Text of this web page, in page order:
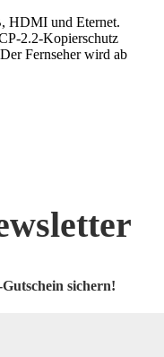
HDMI und Eternet.
2.2-Kopierschutz
Fernseher wird ab
sichern!